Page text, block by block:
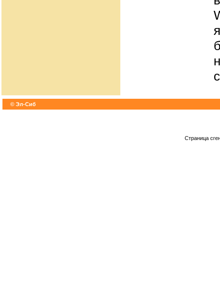
© Эл-Сиб
Страница